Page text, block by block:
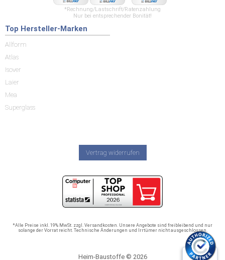
*Rechnung/Lastschrift/Ratenzahlung
Nur bei entsprechender Bonität!
Top Hersteller-Marken
Allform
Atlas
Isover
Laier
Mea
Superglass
Vertrag widerrufen
*Alle Preise inkl. 19% MwSt. zzgl. Versandkosten. Unsere Angebote sind freibleibend und nur
solange der Vorrat reicht. Technische Änderungen und Irrtümer nicht ausgeschlossen.
Heim-Baustoffe © 2026